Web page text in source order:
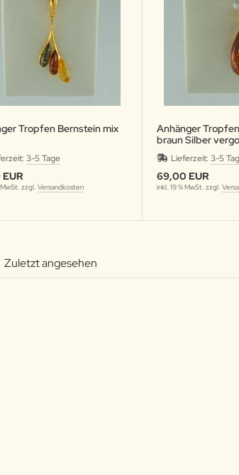
Tropfen Bernstein mix
3-5 Tage
MwSt. zzgl. Versandkosten
Anhänger
braun Silber
Lieferzeit:3-5
69,00 EUR
inkl. 19 % MwSt. zzgl.
Zuletzt angesehen